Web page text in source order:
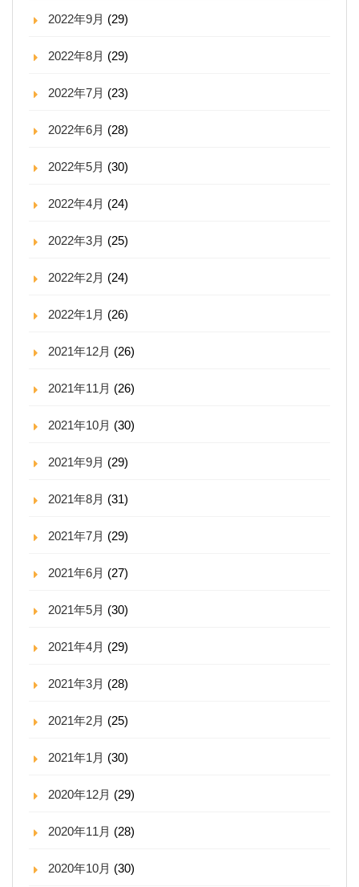
2022年9月 (29)
2022年8月 (29)
2022年7月 (23)
2022年6月 (28)
2022年5月 (30)
2022年4月 (24)
2022年3月 (25)
2022年2月 (24)
2022年1月 (26)
2021年12月 (26)
2021年11月 (26)
2021年10月 (30)
2021年9月 (29)
2021年8月 (31)
2021年7月 (29)
2021年6月 (27)
2021年5月 (30)
2021年4月 (29)
2021年3月 (28)
2021年2月 (25)
2021年1月 (30)
2020年12月 (29)
2020年11月 (28)
2020年10月 (30)